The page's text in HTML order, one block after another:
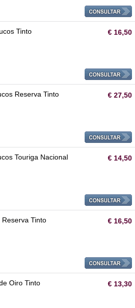
Tinto € 16,50
Reserva Tinto € 27,50
Touriga Nacional € 14,50
Reserva Tinto € 16,50
Oiro Tinto € 13,30